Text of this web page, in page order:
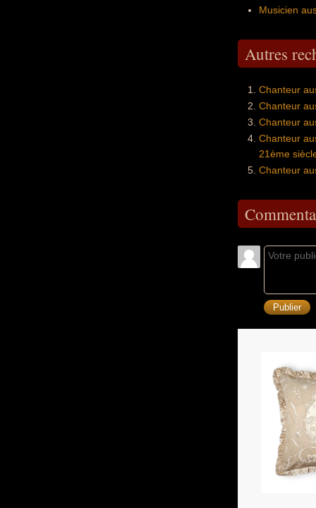
Musicien
Autres
Chanteur
Chanteur
Chanteur
Chanteur
21ème
Chanteur